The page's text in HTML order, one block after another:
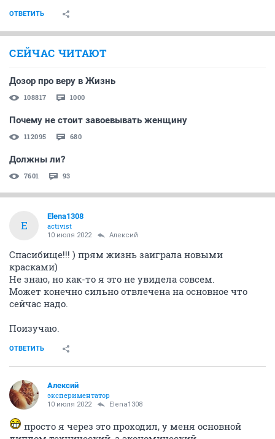
ОТВЕТИТЬ
СЕЙЧАС ЧИТАЮТ
Дозор про веру в Жизнь
108817 1000
Почему не стоит завоевывать женщину
112095 680
Должны ли?
7601 93
E
Elena1308
activist
10 июля 2022 Алексий
Спасибище!!! ) прям жизнь заиграла новыми
красками)
Не знаю, но как-то я это не увидела совсем.
Может конечно сильно отвлечена на основное что
сейчас надо.
Поизучаю.
ОТВЕТИТЬ
Алексий
экспериментатор
10 июля 2022 Elena1308
просто я через это проходил, у меня основной